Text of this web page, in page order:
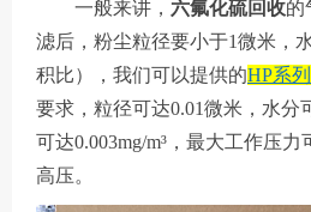
一般来讲， 六氟化硫回收的
滤后，粉尘粒径要小于1微米，
积比），我们可以提供的HP系
要求，粒径可达0.01微米，水分
可达0.003mg/m³，最大工作压
高压。